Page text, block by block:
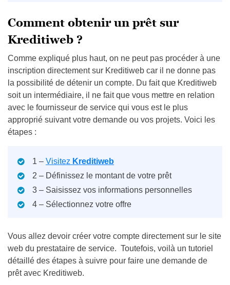
Comment obtenir un prêt sur
Kreditiweb ?
Comme expliqué plus haut, on ne peut pas procéder à une
inscription directement sur Kreditiweb car il ne donne pas
la possibilité de détenir un compte. Du fait que Kreditiweb
soit un intermédiaire, il ne fait que vous mettre en relation
avec le fournisseur de service qui vous est le plus
approprié suivant votre demande ou vos projets. Voici les
étapes :
1 – Visitez Kreditiweb
2 – Définissez le montant de votre prêt
3 – Saisissez vos informations personnelles
4 – Sélectionnez votre offre
Vous allez devoir créer votre compte directement sur le site
web du prestataire de service. Toutefois, voilà un tutoriel
détaillé des étapes à suivre pour faire une demande de
prêt avec Kreditiweb.